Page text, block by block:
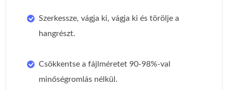
Szerkessze, vágja ki, vágja ki és törölje a
hangrészt.
Csökkentse a fájlméretet 90-98%-val
minőségromlás nélkül.